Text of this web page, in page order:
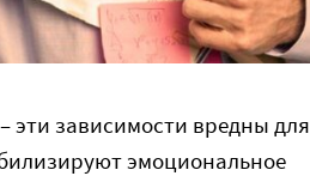
эти зависимости вредны для
эмоциональное